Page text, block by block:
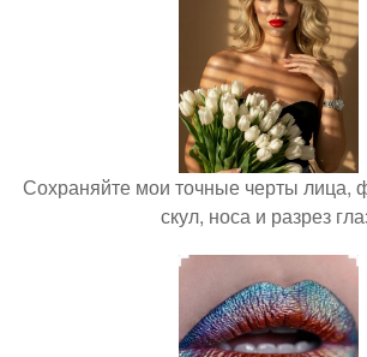
Сохраняйте мои точные черты лица,
скул, носа и разрез